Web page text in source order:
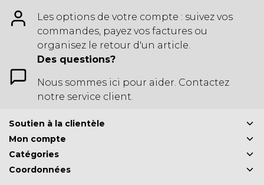
Les options de votre compte : suivez vos
commandes, payez vos factures ou
organisez le retour d'un article.
Des questions?
Nous sommes ici pour aider. Contactez
notre service client.
Soutien à la clientèle
Mon compte
Catégories
Coordonnées